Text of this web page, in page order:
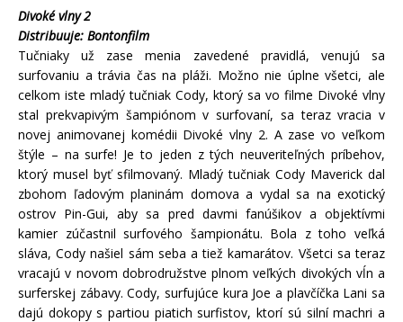
Divoké vlny 2
Distribuuje: Bontonfilm
Tučniaky už zase menia zavedené pravidlá, venujú sa
surfovaniu a trávia čas na pláži. Možno nie úplne všetci, ale
celkom iste mladý tučniak Cody, ktorý sa vo filme Divoké vlny
stal prekvapivým šampiónom v surfovaní, sa teraz vracia v
novej animovanej komédii Divoké vlny 2. A zase vo veľkom
štýle – na surfe! Je to jeden z tých neuveriteľných príbehov,
ktorý musel byť sfilmovaný. Mladý tučniak Cody Maverick dal
zbohom ľadovým planinám domova a vydal sa na exotický
ostrov Pin-Gui, aby sa pred davmi fanúšikov a objektívmi
kamier zúčastnil surfového šampionátu. Bola z toho veľká
sláva, Cody našiel sám seba a tiež kamarátov. Všetci sa teraz
vracajú v novom dobrodružstve plnom veľkých divokých vĺn a
surferskej zábavy. Cody, surfujúce kura Joe a plavčíčka Lani sa
dajú dokopy s partiou piatich surfistov, ktorí sú silní machri a